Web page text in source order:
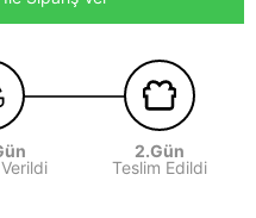
2.Gün
Teslim Edildi